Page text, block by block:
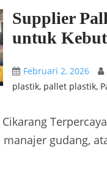
Supplier
untuk
Februari 2, 2026
plastik, pallet plastik,
gudang,